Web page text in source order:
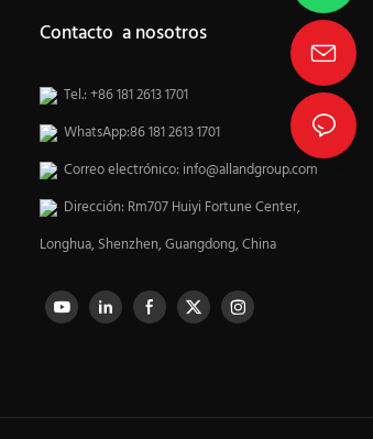
Contacto a nosotros
Tel.: +86 181 2613 1701
WhatsApp:86 181 2613 1701
Correo electrónico: info@allandgroup.com
Dirección: Rm707 Huiyi Fortune Center,
Longhua, Shenzhen, Guangdong, China